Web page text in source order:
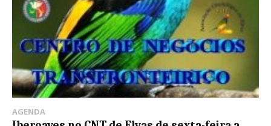
AGENDA